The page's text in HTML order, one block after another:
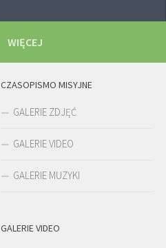
WIĘCEJ
CZASOPISMO MISYJNE
GALERIE ZDJĘĆ
GALERIE VIDEO
GALERIE MUZYKI
GALERIE VIDEO